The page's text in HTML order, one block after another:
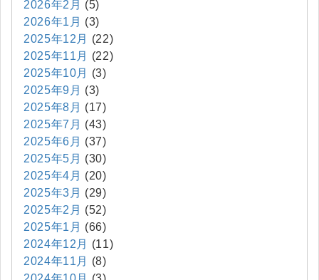
2026年2月 (5)
2026年1月 (3)
2025年12月
(22)
2025年11月
(22)
2025年10月
(3)
2025年9月 (3)
2025年8月 (17)
2025年7月 (43)
2025年6月 (37)
2025年5月 (30)
2025年4月 (20)
2025年3月 (29)
2025年2月 (52)
2025年1月 (66)
2024年12月
(11)
2024年11月
(8)